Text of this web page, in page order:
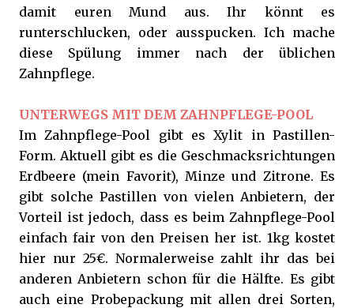
damit euren Mund aus. Ihr könnt es
runterschlucken, oder ausspucken. Ich mache
diese Spülung immer nach der üblichen
Zahnpflege.
UNTERWEGS MIT DEM ZAHNPFLEGE-POOL
Im Zahnpflege-Pool gibt es Xylit in Pastillen-
Form. Aktuell gibt es die Geschmacksrichtungen
Erdbeere (mein Favorit), Minze und Zitrone. Es
gibt solche Pastillen von vielen Anbietern, der
Vorteil ist jedoch, dass es beim Zahnpflege-Pool
einfach fair von den Preisen her ist. 1kg kostet
hier nur 25€. Normalerweise zahlt ihr das bei
anderen Anbietern schon für die Hälfte. Es gibt
auch eine Probepackung mit allen drei Sorten,